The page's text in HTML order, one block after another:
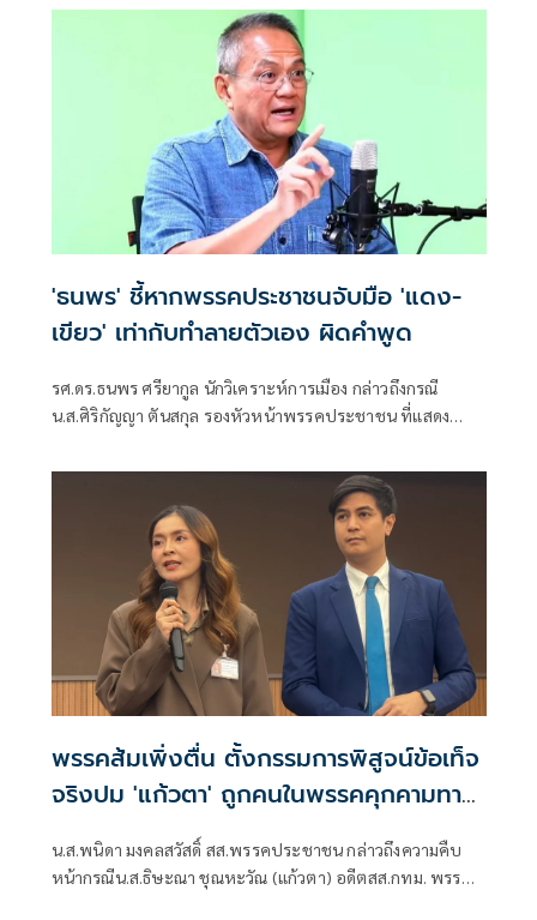
'ธนพร' ชี้หากพรรคประชาชนจับมือ 'แดง-
เขียว' เท่ากับทำลายตัวเอง ผิดคำพูด
รศ.ดร.ธนพร ศรียากูล นักวิเคราะห์การเมือง กล่าวถึงกรณี
น.ส.ศิริกัญญา ตันสกุล รองหัวหน้าพรรคประชาชน ที่แสดง
พรรคภูมิใจไทย ก็จำเป็นต้องพูดคุยกับพรรคประชาชนด้วยว่า
พรรคส้มเพิ่งตื่น ตั้งกรรมการพิสูจน์ข้อเท็จ
จริงปม 'แก้วตา' ถูกคนในพรรคคุกคามทาง
น.ส.พนิดา มงคลสวัสดิ์ สส.พรรคประชาชน กล่าวถึงความคืบ
หน้ากรณีน.ส.ธิษะณา ชุณหะวัณ (แก้วตา) อดีตสส.กทม. พรรค